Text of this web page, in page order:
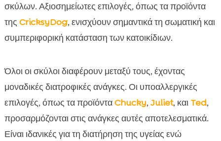
σκύλων. Αξιοσημείωτες επιλογές, όπως τα προϊόντα
της CricksyDog, ενισχύουν σημαντικά τη σωματική και
συμπεριφορική κατάσταση των κατοικίδιων.
Όλοι οι σκύλοι διαφέρουν μεταξύ τους, έχοντας
μοναδικές διατροφικές ανάγκες. Οι υποαλλεργικές
επιλογές, όπως τα προϊόνταChucky, Juliet, και Ted,
προσαρμόζονται στις ανάγκες αυτές αποτελεσματικά.
Είναι ιδανικές για τη διατήρηση της υγείας ενώ